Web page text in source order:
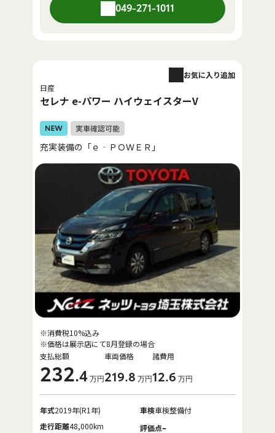
049-271-1011
日産
セレナ e-パワー ハイウェイスターV
お気に入り追加
充実装備の「ｅ‐ＰＯＷＥＲ」
支払総額
232.4 万円
車両価格
219.8 万円
諸費用
12.6 万円
※消費税10%込み
※価格は展示店にて8月登録の場合
年式2019年(R1年) 車検車検整備付
走行距離48,000km 評価点-